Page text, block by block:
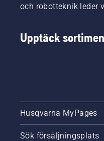
och robotteknik leder
Upptäck
Husqvarna MyPages
Sök försäljningsplats